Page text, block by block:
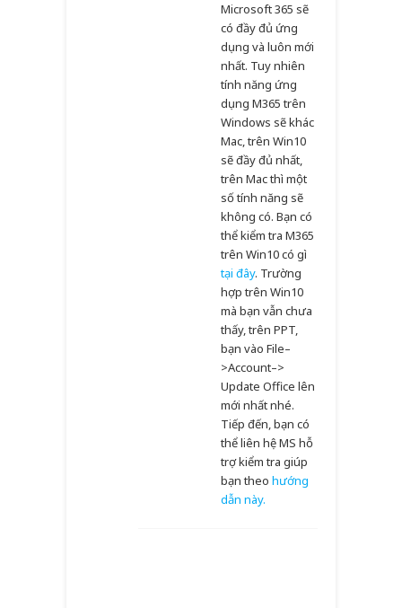
Microsoft 365 sẽ
có đầy đủ ứng
dụng và luôn mới
nhất. Tuy nhiên
tính năng ứng
dụng M365 trên
Windows sẽ khác
Mac, trên Win10
sẽ đầy đủ nhất,
trên Mac thì một
số tính năng sẽ
không có. Bạn có
thể kiểm tra M365
trên Win10 có gì
tại đây. Trường
hợp trên Win10
mà bạn vẫn chưa
thấy, trên PPT,
bạn vào File–
>Account–>
Update Office lên
mới nhất nhé.
Tiếp đến, bạn có
thể liên hệ MS hỗ
trợ kiểm tra giúp
bạn theo hướng
dẫn này.